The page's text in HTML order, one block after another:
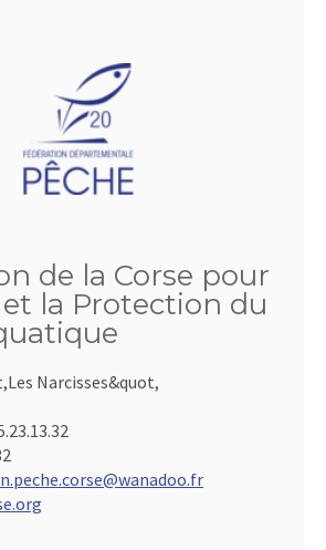
de la Corse pour
et la Protection du
Narcisses&quot,